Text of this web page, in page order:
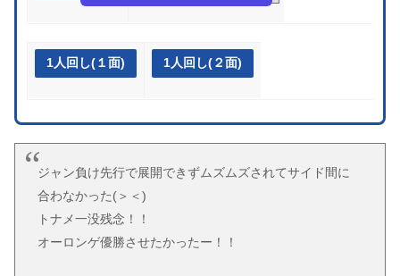
1人回し(１面) 1人回し(２面)
ジャン負け先行で展開できずムズムズされてサイド間に
合わなかった(＞＜)
トナメ一没残念！！
オーロンゲ優勝させたかったー！！